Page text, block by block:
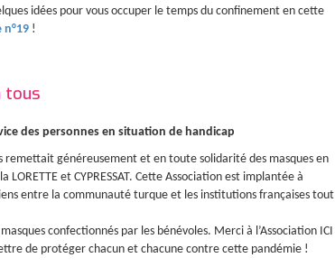
idées pour vous occuper le temps du confinement en cette
!
tous
des personnes en situation de handicap
remettait généreusement et en toute solidarité des masques en
et CYPRESSAT. Cette Association est implantée à
entre la communauté turque et les institutions françaises tout
confectionnés par les bénévoles. Merci à l’Association ICI
de protéger chacun et chacune contre cette pandémie !